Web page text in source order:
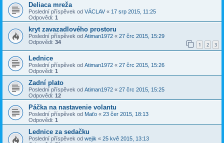
Deliaca mreža
Poslední příspěvek od VÁCLAV « 17 srp 2015, 11:25
Odpovědi: 1
kryt zavazadlového prostoru
Poslední příspěvek od Atiman1972 « 27 črc 2015, 15:29
Odpovědi: 34 1 2 3
Lednice
Poslední příspěvek od Atiman1972 « 27 črc 2015, 15:26
Odpovědi: 1
Zadní plato
Poslední příspěvek od Atiman1972 « 27 črc 2015, 15:25
Odpovědi: 12
Páčka na nastavenie volantu
Poslední příspěvek od Maťo « 23 čer 2015, 18:13
Odpovědi: 1
Lednice za sedačku
Poslední příspěvek od wejik « 25 kvě 2015, 13:13